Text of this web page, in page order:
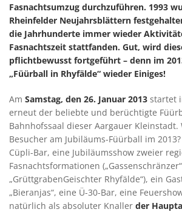
Fasnachtsumzug durchzuführen. 1993
Rheinfelder Neujahrsblättern
die Jahrhunderte immer wieder
Fasnachtszeit stattfanden. Gut, wird
pflichtbewusst fortgeführt – denn im
„Füürball in Rhyfälde“ wieder Einiges!
Am Samstag, den 26. Januar 2013 startet
erneut der beliebte und berüchtigte
Bahnhofssaal dieser Aargauer Kleinstadt.
Besucher am Jubiläums-Füürball im
Cüpli-Bar, eine Jubiläumsshow zweier
Fasnachtsformationen
„GrüttgrabenGeischter Rhyfälde“), ein
„Bieranjas“, eine Ü-30-Bar, eine
natürlich als absoluter Knaller der